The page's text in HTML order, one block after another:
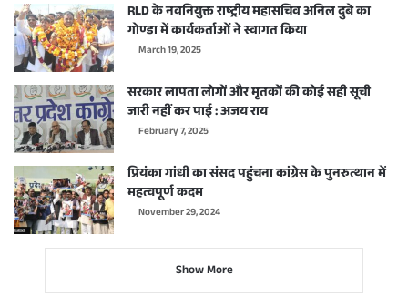
RLD के नवनियुक्त राष्ट्रीय महासचिव अनिल दुबे का
गोण्डा में कार्यकर्ताओं ने स्वागत किया
March 19, 2025
सरकार लापता लोगों और मृतकों की कोई सही सूची
जारी नहीं कर पाई : अजय राय
February 7, 2025
प्रियंका गांधी का संसद पहुंचना कांग्रेस के पुनरुत्थान में
महत्वपूर्ण कदम
November 29, 2024
Show More